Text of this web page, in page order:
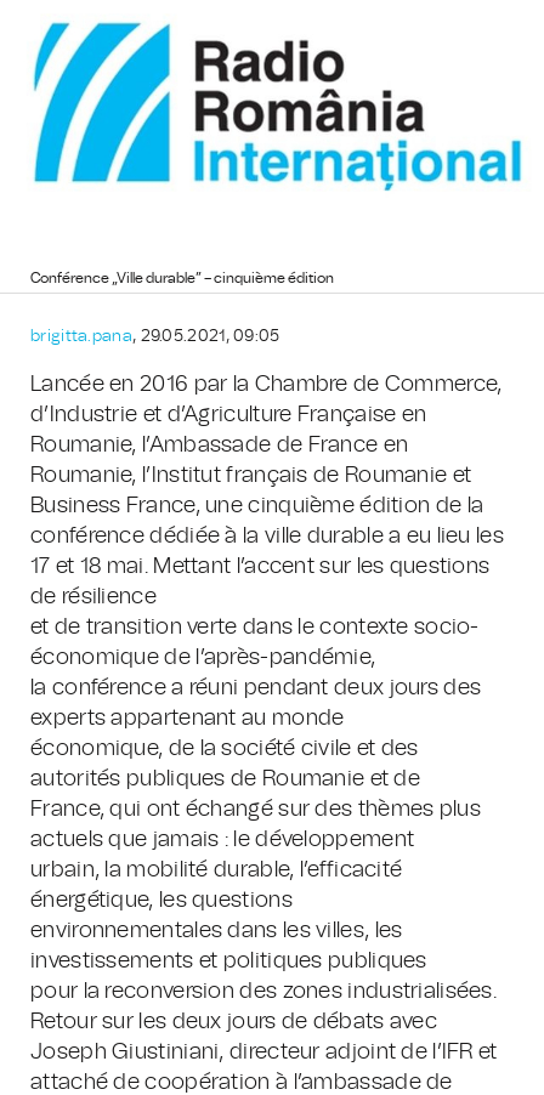
Conférence „Ville durable” – cinquième édition
brigitta.pana, 29.05.2021, 09:05
Lancée en 2016 par la Chambre de Commerce,
d’Industrie et d’Agriculture Française en
Roumanie, l’Ambassade de France en
Roumanie, l’Institut français de Roumanie et
Business France, une cinquième édition de la
conférence dédiée à la ville durable a eu lieu les
17 et 18 mai. Mettant l’accent sur les questions
de résilience
et de transition verte dans le contexte socio-
économique de l’après-pandémie,
la conférence a réuni pendant deux jours des
experts appartenant au monde
économique, de la société civile et des
autorités publiques de Roumanie et de
France, qui ont échangé sur des thèmes plus
actuels que jamais : le développement
urbain, la mobilité durable, l’efficacité
énergétique, les questions
environnementales dans les villes, les
investissements et politiques publiques
pour la reconversion des zones industrialisées.
Retour sur les deux jours de débats avec
Joseph Giustiniani, directeur adjoint de l’IFR et
attaché de coopération à l’ambassade de